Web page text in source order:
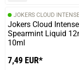
02.06.2025 — via
Christian G.
JOKERS CLOUD
Jokers Cloud Intense
Spearmint Liquid
10ml
7,49 EUR*